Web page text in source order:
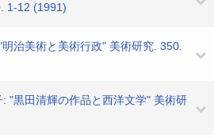
1-12 (1991)
治美術と美術行政" 美術研究. 350.
"黒田清輝の作品と西洋文学" 美術研